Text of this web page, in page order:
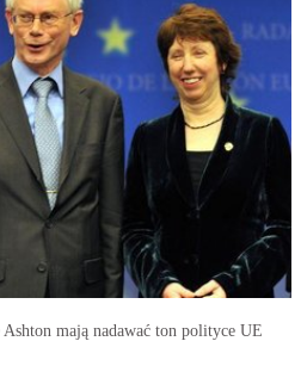
mają nadawać ton polityce UE